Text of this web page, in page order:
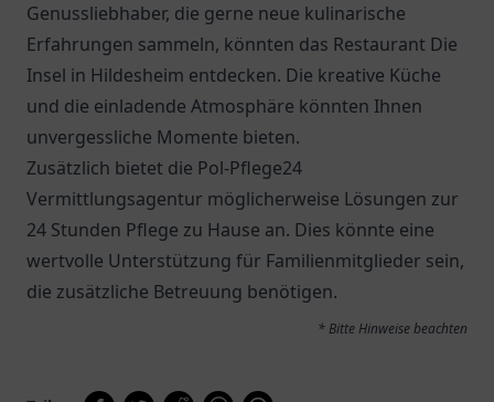
Genussliebhaber, die gerne neue kulinarische
Erfahrungen sammeln, könnten das Restaurant Die
Insel in Hildesheim entdecken. Die kreative Küche
und die einladende Atmosphäre könnten Ihnen
unvergessliche Momente bieten.
Zusätzlich bietet die Pol-Pflege24
Vermittlungsagentur möglicherweise Lösungen zur
24 Stunden Pflege zu Hause an. Dies könnte eine
wertvolle Unterstützung für Familienmitglieder sein,
die zusätzliche Betreuung benötigen.
* Bitte Hinweise beachten